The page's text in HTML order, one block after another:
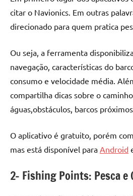
citar o Navionics. Em outras
direcionado para quem pratica
Ou seja, a ferramenta
navegação, características do
consumo e velocidade média.
compartilha dicas sobre o
águas,obstáculos, barcos
O aplicativo é gratuito, porém
mas está disponível para Android
2- Fishing Points: Pesca e